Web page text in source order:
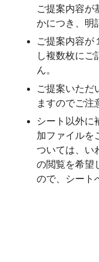
ご提案内容が
かにつき、明
ご提案内容が
し複数枚にご
ん。
ご提案いただ
ますのでご注
シート以外に
加ファイルを
ついては、い
の閲覧を希望
ので、シート